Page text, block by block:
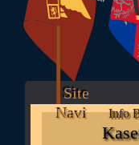
Site
Navi
Info